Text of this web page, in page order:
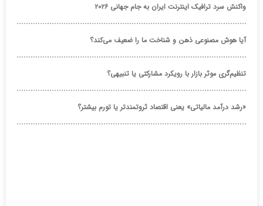
واکنش سرد ترافیک اینترنت ایران به جام جهانی ۲۰۲۶
آیا هوش مصنوعی ذهن و شناخت ما را ضعیف می‌کند؟
تنظیم‌گری موثر بازار با رویکرد مشارکتی یا تنبیهی؟
«رشد درآمد مالیاتی» یعنی اقتصاد ثروتمندتر یا تورم بیشتر؟